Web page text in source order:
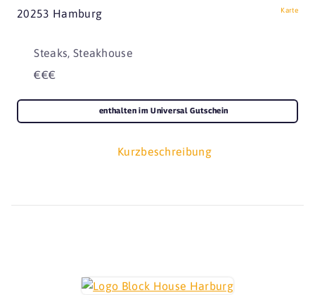
20253 Hamburg Karte
Steaks, Steakhouse
€€€
Kurzbeschreibung
enthalten im Universal Gutschein